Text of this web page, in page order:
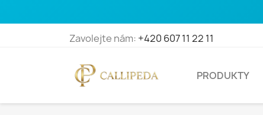
Zavolejte nám: +420 607 11 22 11
PRODUKTY